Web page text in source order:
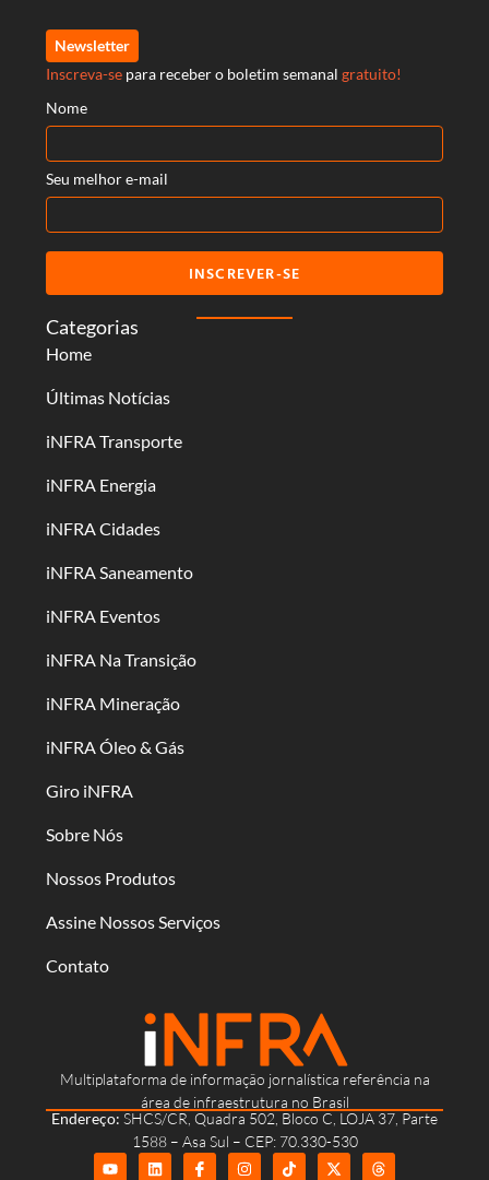
Multiplataforma de informação jornalística referência na
área de infraestrutura no Brasil
Endereço: SHCS/CR, Quadra 502, Bloco C, LOJA 37, Parte
1588 – Asa Sul – CEP: 70.330-530
Categorias
Home
Últimas Notícias
iNFRA Transporte
iNFRA Energia
iNFRA Cidades
iNFRA Saneamento
iNFRA Eventos
iNFRA Na Transição
iNFRA Mineração
iNFRA Óleo & Gás
Giro iNFRA
Sobre Nós
Nossos Produtos
Assine Nossos Serviços
Contato
Newsletter
Inscreva-se para receber o boletim semanal gratuito!
Nome
Seu melhor e-mail
INSCREVER-SE